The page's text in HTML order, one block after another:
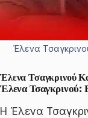
Έλενα
Έλενα Τσαγκρινού
Έλενα Τσαγκρινού:
Η Έλενα